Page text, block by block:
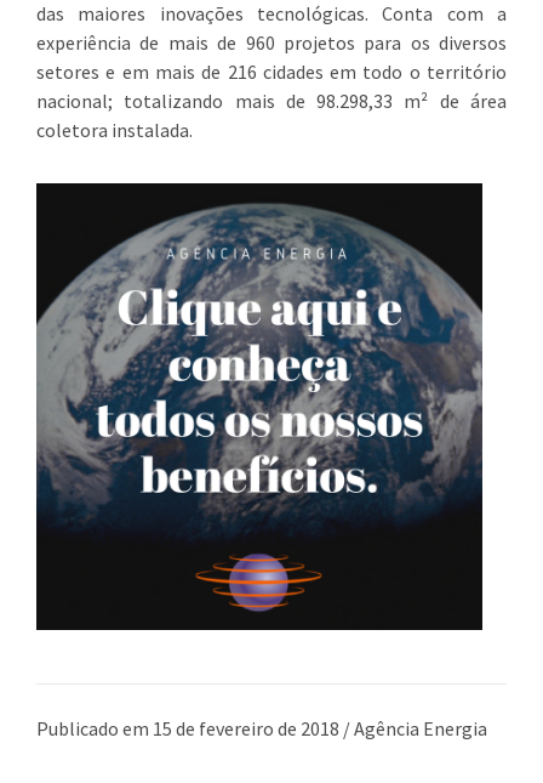
das maiores inovações tecnológicas. Conta com a
experiência de mais de 960 projetos para os diversos
setores e em mais de 216 cidades em todo o território
nacional; totalizando mais de 98.298,33 m² de área
coletora instalada.
Publicado em 15 de fevereiro de 2018 / Agência Energia